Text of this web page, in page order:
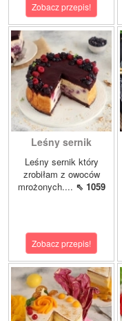
Zobacz przepis!
Leśny sernik
Leśny sernik który
zrobiłam z owoców
mrożonych.... ⇖ 1059
Zobacz przepis!